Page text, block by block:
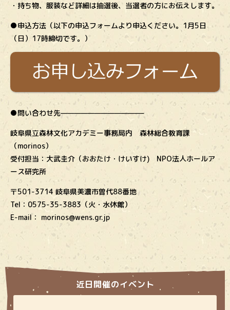
・持ち物、服装など詳細は抽選後、当選者の方にお伝えします。
●申込方法（以下の申込フォームより申込ください。1月5日
（日）17時締切です。）
●問い合わせ先————————————–
岐阜県立森林文化アカデミー事務局内 森林総合教育課
（morinos）
受付担当：大武圭介（おおたけ・けいすけ) NPO法人ホールア
ース研究所
〒501-3714 岐阜県美濃市曽代88番地
Tel：0575-35-3883（火・水休館）
E-mail： morinos@wens.gr.jp
近日開催のイベント